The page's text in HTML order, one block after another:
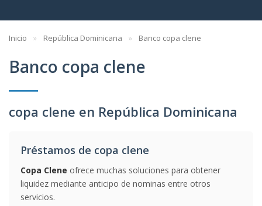
Inicio República Dominicana Banco copa clene
Banco copa clene
copa clene en República Dominicana
Préstamos de copa clene
Copa Clene ofrece muchas soluciones para obtener
liquidez mediante anticipo de nominas entre otros
servicios.